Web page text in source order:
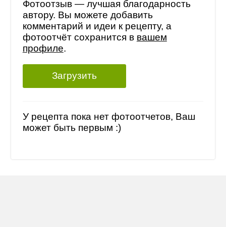
Фотоотзыв — лучшая благодарность
автору. Вы можете добавить
комментарий и идеи к рецепту, а
фотоотчёт сохранится в вашем
профиле.
Загрузить
У рецепта пока нет фотоотчетов, Ваш
может быть первым :)